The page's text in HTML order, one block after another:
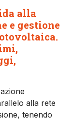
alla
e gestione
alla re­te
tenendo